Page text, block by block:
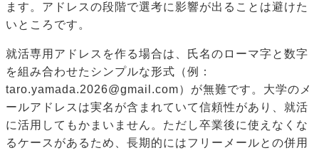
ます。アドレスの段階で選考に影響が出ることは避けた
いところです。
就活専用アドレスを作る場合は、氏名のローマ字と数字
を組み合わせたシンプルな形式（例：
taro.yamada.2026@gmail.com）が無難です。大学のメ
ールアドレスは実名が含まれていて信頼性があり、就活
に活用してもかまいません。ただし卒業後に使えなくな
るケースがあるため、長期的にはフリーメールとの併用